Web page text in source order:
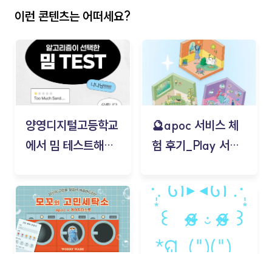
이런 콘텐츠는 어떠세요?
양영디지털고등학교
에서 밈 테스트해보
🔮apoc 서비스 체
험 후기_Play 서비
김태현